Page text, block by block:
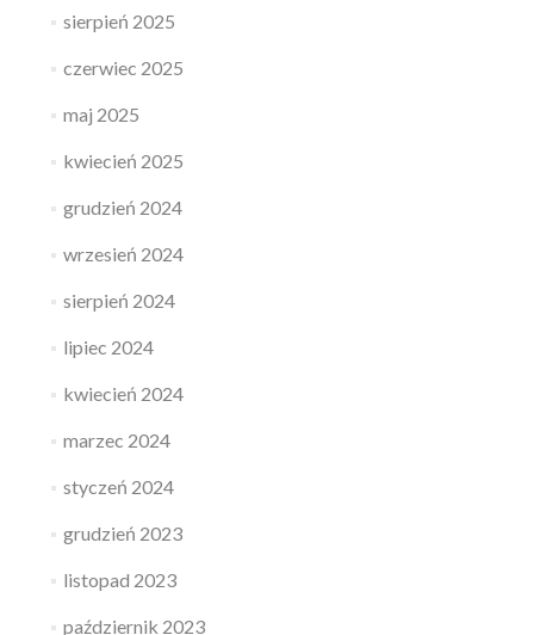
sierpień 2025
czerwiec 2025
maj 2025
kwiecień 2025
grudzień 2024
wrzesień 2024
sierpień 2024
lipiec 2024
kwiecień 2024
marzec 2024
styczeń 2024
grudzień 2023
listopad 2023
październik 2023